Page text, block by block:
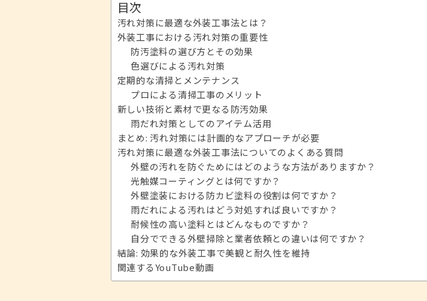
目次
汚れ対策に最適な外装工事法とは？
外装工事における汚れ対策の重要性
防汚塗料の選び方とその効果
色選びによる汚れ対策
定期的な清掃とメンテナンス
プロによる清掃工事のメリット
新しい技術と素材で更なる防汚効果
雨だれ対策としてのアイテム活用
まとめ: 汚れ対策には計画的なアプローチが必要
汚れ対策に最適な外装工事法についてのよくある質問
外壁の汚れを防ぐためにはどのような方法がありますか？
光触媒コーティングとは何ですか？
外壁塗装における防カビ塗料の役割は何ですか？
雨だれによる汚れはどう対処すれば良いですか？
耐候性の高い塗料とはどんなものですか？
自分でできる外壁掃除と業者依頼との違いは何ですか？
結論: 効果的な外装工事で美観と耐久性を維持
関連するYouTube動画